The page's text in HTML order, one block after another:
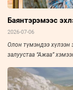
Баянтэрэмээс
2026-07-06
Олон түмэндээ хүлээн
залуустаа “Ажаа”
“Зууны мэдээ” сонин
хүч дүүрэн амьдарсан